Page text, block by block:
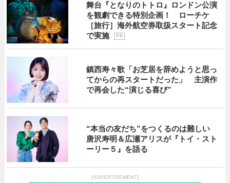
舞台『となりのトトロ』ロンドン公演
を観劇できる特別企画！ ローチケ
［旅行］海外航空券取扱スタート記念
で実施
P R
鎮西寿々歌「お芝居を辞めようと思っ
てからの再スタートだった」 主演作
で再会した“演じる喜び”
“本当の友だち”をつくるのは難しい
唐沢寿明＆広瀬アリスが『トイ・スト
ーリー５』を語る
[ADVERTISEMENT]